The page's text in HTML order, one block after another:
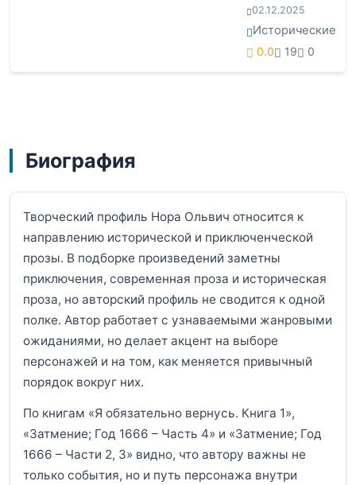
02.12.2025
Исторические
0.0 19 0
Биография
Творческий профиль Нора Ольвич относится к
направлению исторической и приключенческой
прозы. В подборке произведений заметны
приключения, современная проза и историческая
проза, но авторский профиль не сводится к одной
полке. Автор работает с узнаваемыми жанровыми
ожиданиями, но делает акцент на выборе
персонажей и на том, как меняется привычный
порядок вокруг них.
По книгам «Я обязательно вернусь. Книга 1»,
«Затмение; Год 1666 – Часть 4» и «Затмение; Год
1666 – Части 2, 3» видно, что автору важны не
только события, но и путь персонажа внутри